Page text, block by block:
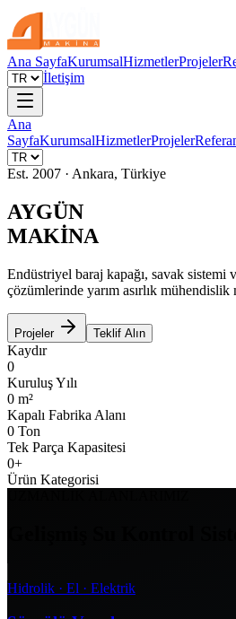
Ana SayfaKurumsalHizmetlerProjeler
İletişim
Ana
SayfaKurumsalHizmetlerProjeler
Est. 2007 · Ankara, Türkiye
AYGÜN
MAKİNA
Endüstriyel baraj kapağı, savak sistemi
çözümlerinde yarım asırlık mühendislik
Projeler Teklif Alın
Kaydır
0
Kuruluş Yılı
0 m²
Kapalı Fabrika Alanı
0 Ton
Tek Parça Kapasitesi
0+
Ürün Kategorisi
Hidrolik · El · Elektrik